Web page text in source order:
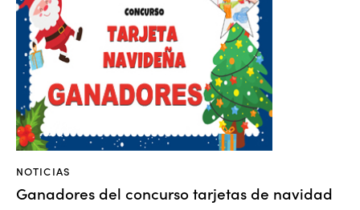
NOTICIAS
Ganadores del concurso tarjetas de navidad